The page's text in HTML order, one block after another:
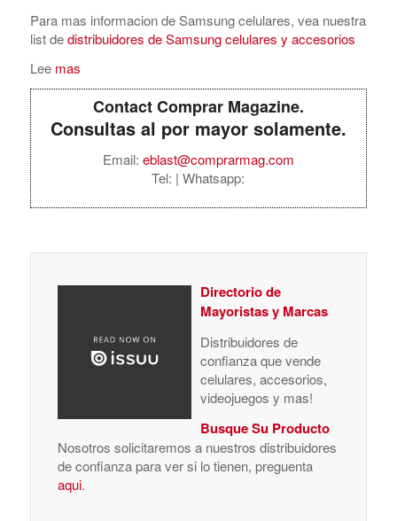
Para mas informacion de Samsung celulares, vea nuestra
list dedistribuidores de Samsung celulares y accesorios
Lee mas
Contact Comprar Magazine.
Consultas al por mayor solamente.
Email: eblast@comprarmag.com
Tel: | Whatsapp:
Directorio de
Mayoristas y Marcas
Distribuidores de
confianza que vende
celulares, accesorios,
videojuegos y mas!
Busque Su Producto
Nosotros solicitaremos a nuestros distribuidores
de confianza para ver si lo tienen, preguenta
aqui.